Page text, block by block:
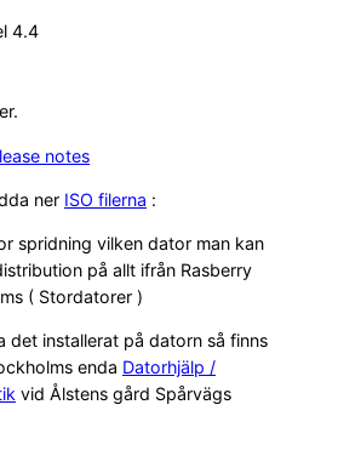
4.4
notes
ner ISO filerna :
spridning vilken dator man kan
på allt ifrån Rasberry
( Stordatorer )
det installerat på datorn så finns
enda Datorhjälp /
vid Ålstens gård Spårvägs